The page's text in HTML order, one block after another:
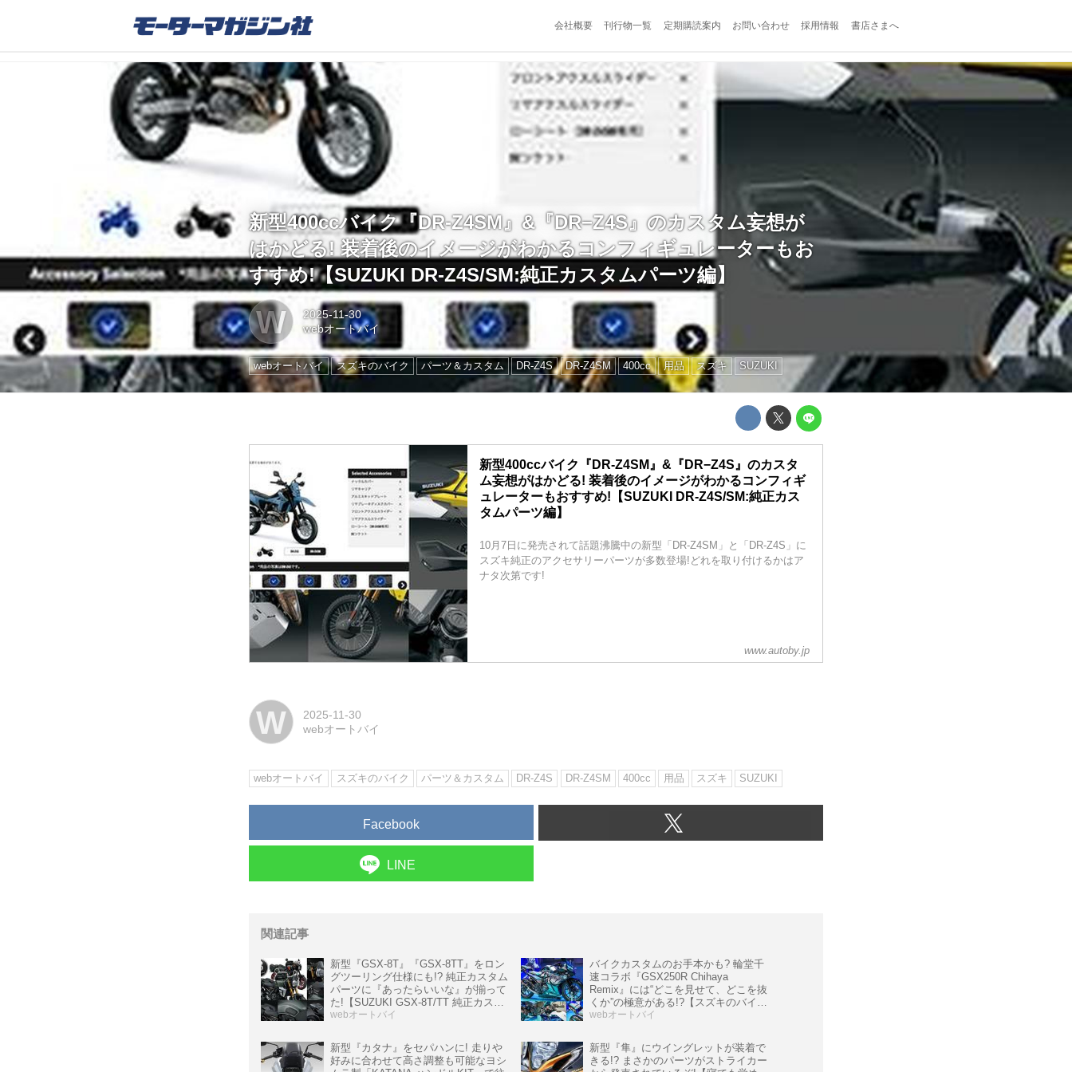
会社概要 刊行物一覧 定期購読案内 お問い合わせ 採用情報 書店さまへ
新型400ccバイク『DR-Z4SM』&『DR−Z4S』のカスタム妄想が
はかどる! 装着後のイメージがわかるコンフィギュレーターもお
すすめ!【SUZUKI DR-Z4S/SM:純正カスタムパーツ編】
W
2025-11-30
webオートバイ
webオートバイ スズキのバイク パーツ＆カスタム DR-Z4S DR-Z4SM 400cc 用品 スズキ SUZUKI
新型400ccバイク『DR-Z4SM』&『DR−Z4S』のカスタ
ム妄想がはかどる! 装着後のイメージがわかるコンフィギ
ュレーターもおすすめ!【SUZUKI DR-Z4S/SM:純正カス
タムパーツ編】
10月7日に発売されて話題沸騰中の新型「DR-Z4SM」と「DR-Z4S」に
スズキ純正のアクセサリーパーツが多数登場!どれを取り付けるかはア
ナタ次第です!
www.autoby.jp
W
2025-11-30
webオートバイ
webオートバイ スズキのバイク パーツ＆カスタム DR-Z4S DR-Z4SM 400cc 用品 スズキ SUZUKI
Facebook
LINE
関連記事
新型『GSX-8T』『GSX-8TT』をロン
グツーリング仕様にも!? 純正カスタム
パーツに『あったらいいな』が揃って
た!【SUZUKI GSX-8T/TT 純正カスタ
ムパーツ】
webオートバイ
バイクカスタムのお手本かも? 輪堂千
速コラボ『GSX250R Chihaya
Remix』には“どこを見せて、どこを抜
くか”の極意がある!?【スズキのバイ
ク! の耳よりニュース】
webオートバイ
新型『カタナ』をセパハンに! 走りや
好みに合わせて高さ調整も可能なヨシ
新型『隼』にウイングレットが装着で
きる!? まさかのパーツがストライカー